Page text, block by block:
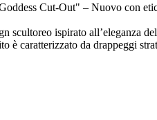
Cut-Out" – Nuovo con
scultoreo ispirato all’eleganza
è caratterizzato da drappeggi
presentato durante la sfilata
di sostenibilità alla base
Si abbina idealmente a stivali